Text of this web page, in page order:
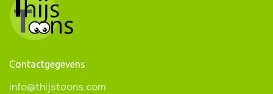
Contactgegevens
info@thijstoons.com